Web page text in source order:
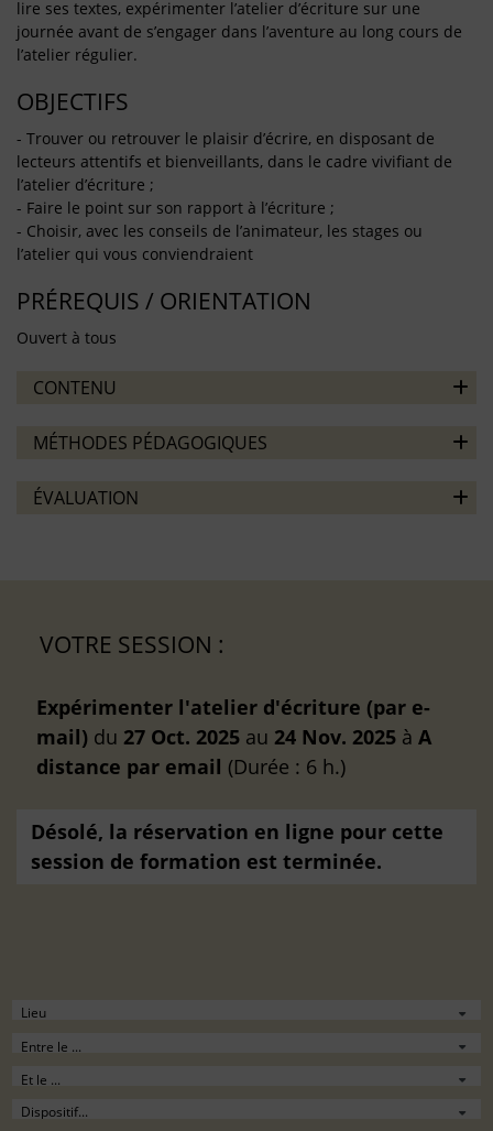
lire ses textes, expérimenter l’atelier d’écriture sur une
journée avant de s’engager dans l’aventure au long cours de
l’atelier régulier.
OBJECTIFS
- Trouver ou retrouver le plaisir d’écrire, en disposant de
lecteurs attentifs et bienveillants, dans le cadre vivifiant de
l’atelier d’écriture ;
- Faire le point sur son rapport à l’écriture ;
- Choisir, avec les conseils de l’animateur, les stages ou
l’atelier qui vous conviendraient
PRÉREQUIS / ORIENTATION
Ouvert à tous
CONTENU
MÉTHODES PÉDAGOGIQUES
ÉVALUATION
VOTRE SESSION :
Expérimenter l'atelier d'écriture (par e-
mail) du 27 Oct. 2025 au 24 Nov. 2025 à A
distance par email (Durée : 6 h.)
Désolé, la réservation en ligne pour cette
session de formation est terminée.